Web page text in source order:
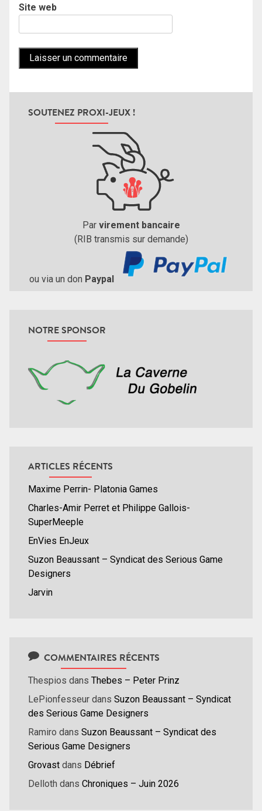
Site web
SOUTENEZ PROXI-JEUX !
Par virement bancaire
(RIB transmis sur demande)
ou via un don Paypal
NOTRE SPONSOR
ARTICLES RÉCENTS
Maxime Perrin- Platonia Games
Charles-Amir Perret et Philippe Gallois-
SuperMeeple
EnVies EnJeux
Suzon Beaussant – Syndicat des Serious Game
Designers
Jarvin
COMMENTAIRES RÉCENTS
Thespios dans Thebes – Peter Prinz
LePionfesseur dans Suzon Beaussant – Syndicat
des Serious Game Designers
Ramiro dans Suzon Beaussant – Syndicat des
Serious Game Designers
Grovast dans Débrief
Delloth dans Chroniques – Juin 2026